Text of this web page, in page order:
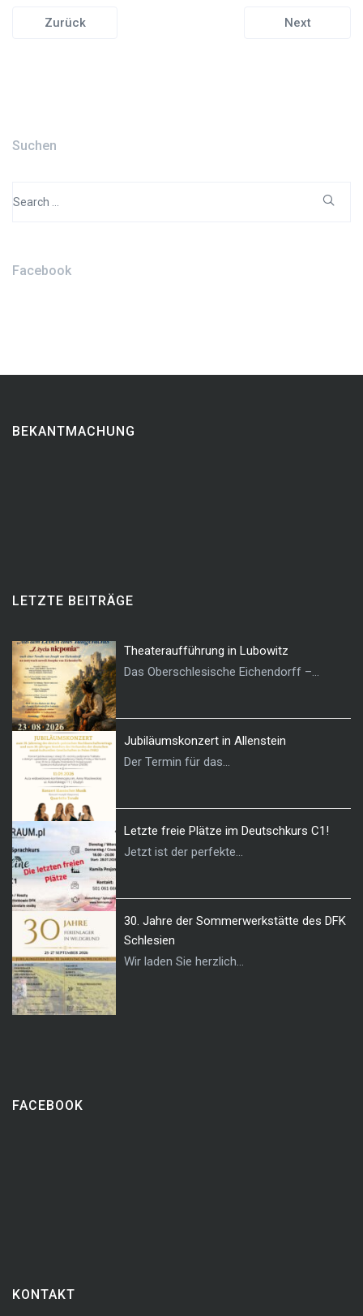
Zurück Next
Suchen
for:
Facebook
BEKANTMACHUNG
LETZTE BEITRÄGE
Theateraufführung in Lubowitz
Das Oberschlesische Eichendorff –...
Jubiläumskonzert in Allenstein
Der Termin für das...
Letzte freie Plätze im Deutschkurs C1!
Jetzt ist der perfekte...
30. Jahre der Sommerwerkstätte des DFK
Schlesien
Wir laden Sie herzlich...
FACEBOOK
KONTAKT